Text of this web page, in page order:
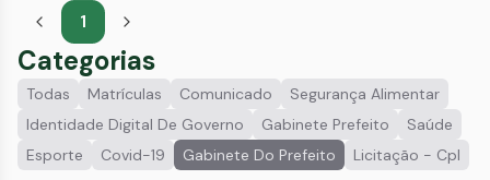
1
Categorias
Todas Matrículas Comunicado
Segurança Alimentar
Identidade Digital De Governo
Gabinete Prefeito
Saúde
Esporte
Covid-19 Gabinete Do Prefeito Licitação - Cpl